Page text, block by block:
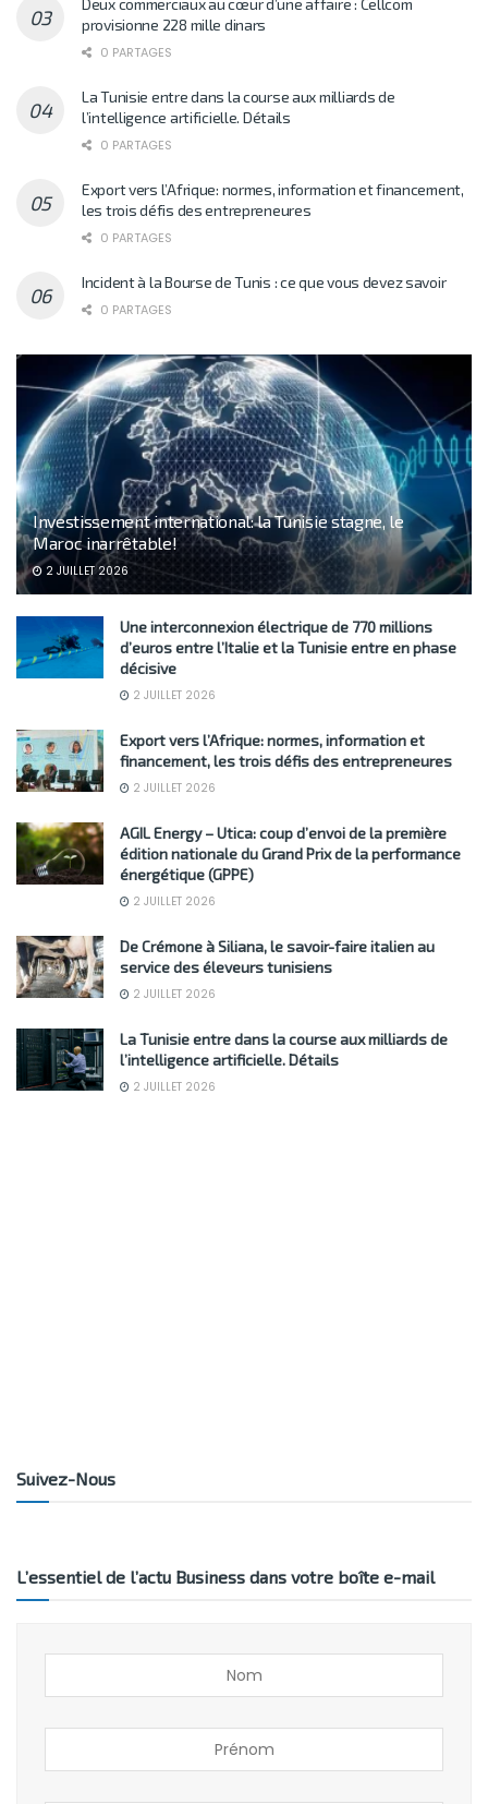
Deux commerciaux au cœur d’une affaire : Cellcom
provisionne 228 mille dinars
0 PARTAGES
La Tunisie entre dans la course aux milliards de
l’intelligence artificielle. Détails
0 PARTAGES
Export vers l’Afrique: normes, information et financement,
les trois défis des entrepreneures
0 PARTAGES
Incident à la Bourse de Tunis : ce que vous devez savoir
0 PARTAGES
Investissement international: la Tunisie stagne, le
Maroc inarrêtable!
2 JUILLET 2026
Une interconnexion électrique de 770 millions
d’euros entre l’Italie et la Tunisie entre en phase
décisive
2 JUILLET 2026
Export vers l’Afrique: normes, information et
financement, les trois défis des entrepreneures
2 JUILLET 2026
AGIL Energy – Utica: coup d’envoi de la première
édition nationale du Grand Prix de la performance
énergétique (GPPE)
2 JUILLET 2026
De Crémone à Siliana, le savoir-faire italien au
service des éleveurs tunisiens
2 JUILLET 2026
La Tunisie entre dans la course aux milliards de
l’intelligence artificielle. Détails
2 JUILLET 2026
Suivez-Nous
L’essentiel de l’actu Business dans votre boîte e-mail